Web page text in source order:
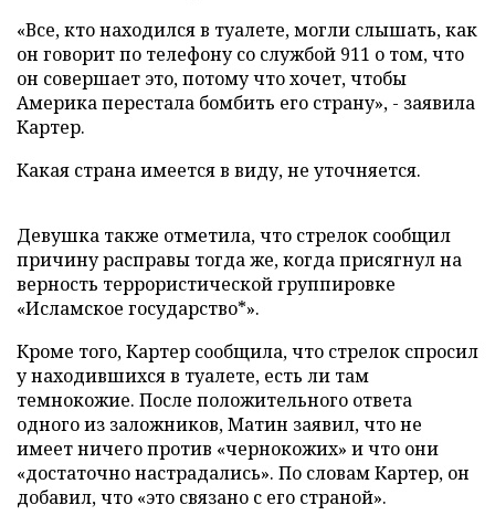
«Все, кто находился в туалете, могли слышать, как
он говорит по телефону со службой 911 о том, что
он совершает это, потому что хочет, чтобы
Америка перестала бомбить его страну», - заявила
Картер.
Какая страна имеется в виду, не уточняется.
Девушка также отметила, что стрелок сообщил
причину расправы тогда же, когда присягнул на
верность террористической группировке
«Исламское государство*».
Кроме того, Картер сообщила, что стрелок спросил
у находившихся в туалете, есть ли там
темнокожие. После положительного ответа
одного из заложников, Матин заявил, что не
имеет ничего против «чернокожих» и что они
«достаточно настрадались». По словам Картер, он
добавил, что «это связано с его страной».